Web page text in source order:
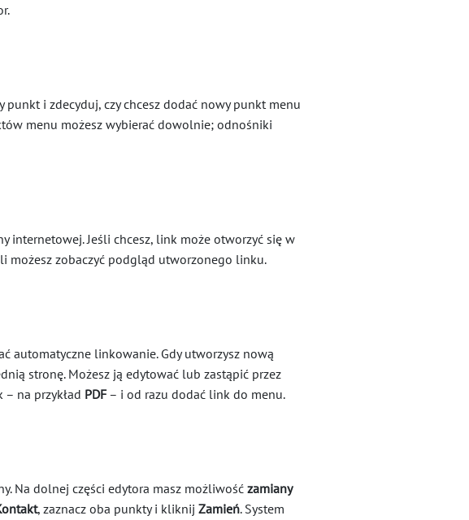
i zdecyduj, czy chcesz dodać nowy punkt menu
menu możesz wybierać dowolnie; odnośniki
internetowej. Jeśli chcesz, link może otworzyć się w
możesz zobaczyć podgląd utworzonego linku.
automatyczne linkowanie. Gdy utworzysz nową
stronę. Możesz ją edytować lub zastąpić przez
– na przykład PDF– i od razu dodać link do menu.
Na dolnej części edytora masz możliwość zamiany
, zaznacz oba punkty i kliknij Zamień. System